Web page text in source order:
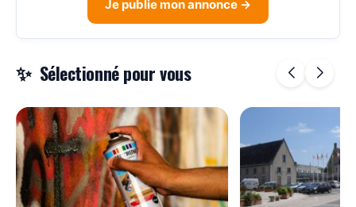
Je publie mon annonce →
Sélectionné pour vous